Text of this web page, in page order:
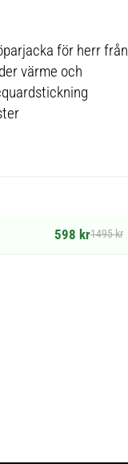
för herr från
värme och
598 kr1495 kr